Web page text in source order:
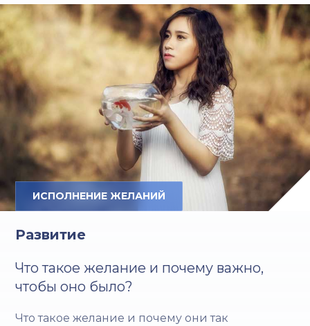
ИСПОЛНЕНИЕ ЖЕЛАНИЙ
Развитие
Что такое желание и почему важно,
чтобы оно было?
Что такое желание и почему они так